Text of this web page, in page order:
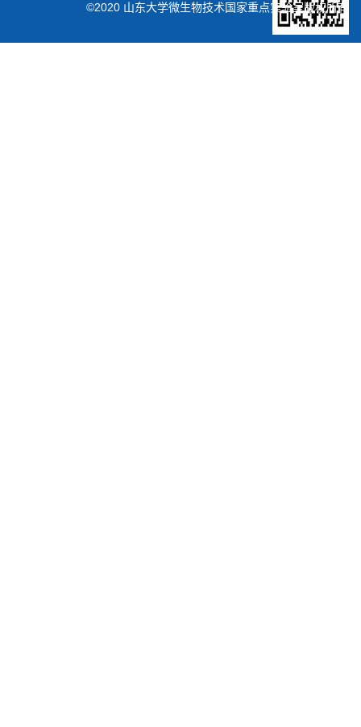
©2020 山东大学微生物技术国家重点实验室版权所有